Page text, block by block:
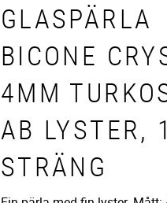
GLASPÄRLA
BICONE
4MM
AB LYSTER, 1
STRÄNG